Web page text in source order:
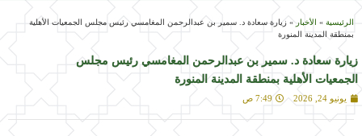
الرئيسية» الأخبار » زيارة سعادة د. سمير بن عبدالرحمن المغامسي رئيس مجلس الجمعيات الأهلية
بمنطقة المدينة المنورة
زيارة سعادة د. سمير بن عبدالرحمن المغامسي رئيس مجلس
الجمعيات الأهلية بمنطقة المدينة المنورة
يونيو 24, 2026 7:49 ص